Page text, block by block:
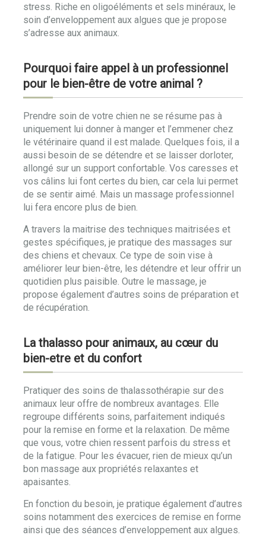
stress. Riche en oligoéléments et sels minéraux, le
soin d’enveloppement aux algues que je propose
s’adresse aux animaux.
Pourquoi faire appel à un professionnel
pour le bien-être de votre animal ?
Prendre soin de votre chien ne se résume pas à
uniquement lui donner à manger et l’emmener chez
le vétérinaire quand il est malade. Quelques fois, il a
aussi besoin de se détendre et se laisser dorloter,
allongé sur un support confortable. Vos caresses et
vos câlins lui font certes du bien, car cela lui permet
de se sentir aimé. Mais un massage professionnel
lui fera encore plus de bien.
A travers la maitrise des techniques maitrisées et
gestes spécifiques, je pratique des massages sur
des chiens et chevaux. Ce type de soin vise à
améliorer leur bien-être, les détendre et leur offrir un
quotidien plus paisible. Outre le massage, je
propose également d’autres soins de préparation et
de récupération.
La thalasso pour animaux, au cœur du
bien-etre et du confort
Pratiquer des soins de thalassothérapie sur des
animaux leur offre de nombreux avantages. Elle
regroupe différents soins, parfaitement indiqués
pour la remise en forme et la relaxation. De même
que vous, votre chien ressent parfois du stress et
de la fatigue. Pour les évacuer, rien de mieux qu’un
bon massage aux propriétés relaxantes et
apaisantes.
En fonction du besoin, je pratique également d’autres
soins notamment des exercices de remise en forme
ainsi que des séances d’enveloppement aux algues.